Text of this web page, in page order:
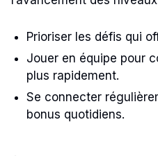
Prioriser les défis qui
Jouer en équipe pour
plus rapidement.
Se connecter
bonus quotidiens.